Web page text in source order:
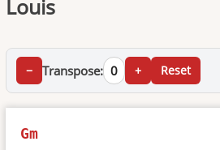
Louis
− Transpose: 0 + Reset
Gm